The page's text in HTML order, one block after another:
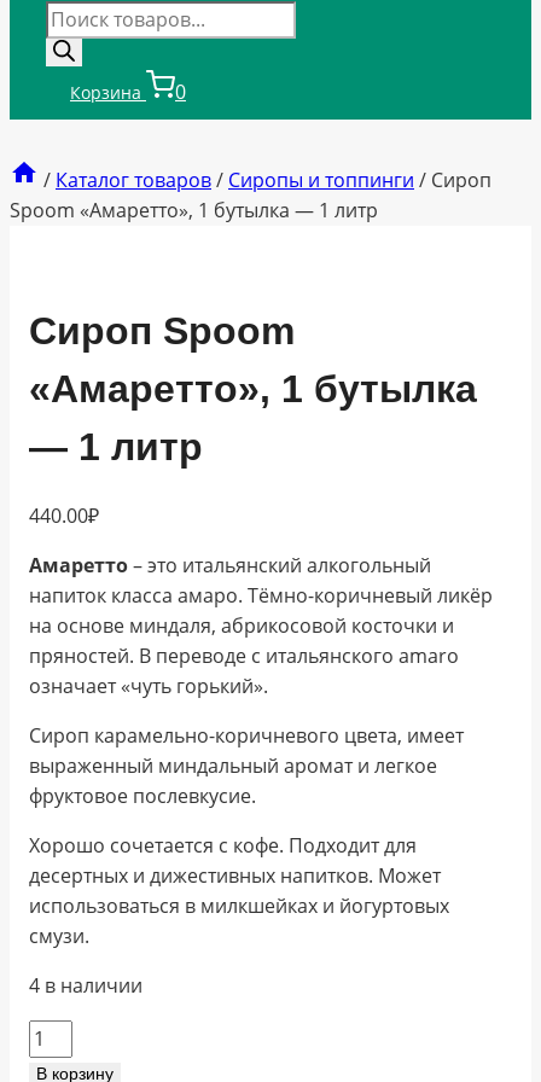
Поиск
товаров
Корзина 0
/ Каталог товаров/ Сиропы и топпинги / Сироп
Spoom «Амаретто», 1 бутылка — 1 литр
Сироп Spoom
«Амаретто», 1 бутылка
— 1 литр
440.00₽
Амаретто– это итальянский алкогольный
напиток класса амаро. Тёмно-коричневый ликёр
на основе миндаля, абрикосовой косточки и
пряностей. В переводе с итальянского amaro
означает «чуть горький».
Сироп карамельно-коричневого цвета, имеет
выраженный миндальный аромат и легкое
фруктовое послевкусие.
Хорошо сочетается с кофе. Подходит для
десертных и дижестивных напитков. Может
использоваться в милкшейках и йогуртовых
смузи.
4 в наличии
Количество
товара
В корзину